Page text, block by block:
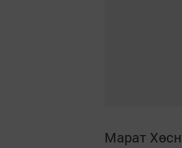
Марат